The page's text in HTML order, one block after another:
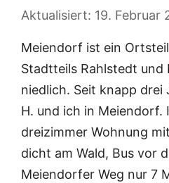
19. Februar
Meiendorf ist ein
Stadtteils Rahlstedt und
niedlich. Seit knapp drei
H. und ich in Meiendorf.
dreizimmer Wohnung
dicht am Wald, Bus vor
Meiendorfer Weg nur 7